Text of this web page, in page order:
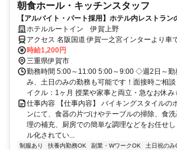
朝食ホール・キッチンスタッフ
【アルバイト・パート採用】ホテル内レストラ
未経験歓迎！主婦(夫)さん活躍中
ホテルルートイン 伊賀上野
アクセス 名阪国道 伊賀一之宮インターより車
時給1,200円
三重県伊賀市
勤務時間 5:00～11:00 5:00～9:00 ◇週2日～
み、土日のみの勤務も可能です！面接時ご相
イクル：1ヶ月 授業や家事と両立・急なお休み
仕事内容 【仕事内容】 バイキングスタイルの
ンにて、食器の片づけやテーブルの掃除、食
理の補充、厨房での簡単な調理などをお任せ
ル化されてい...
制服あり 扶養内勤務OK 副業・WワークOK 土日祝のみ